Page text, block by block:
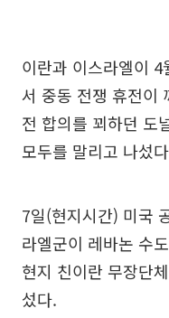
이란과 이스라엘이
서 중동 전쟁 휴전이
전 합의를 꾀하던 도
모두를 말리고 나섰
7일(현지시간) 미국
라엘군이 레바논 수
현지 친이란 무장단
섰다.